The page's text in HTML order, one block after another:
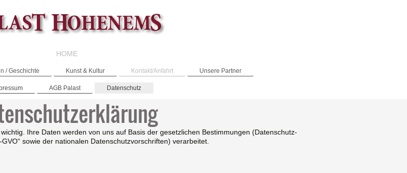
HOME
/ Geschichte Kunst & Kultur Kontakt/Anfahrt Unsere Partner
AGB Palast Datenschutz
Ihre Daten werden von uns auf Basis der gesetzlichen Bestimmungen (Datenschutz-
sowie der nationalen Datenschutzvorschriften) verarbeitet.